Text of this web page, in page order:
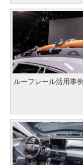
ルーフレール活用事例